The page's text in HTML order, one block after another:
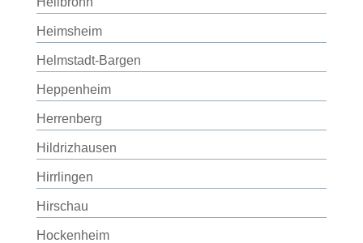
Heimsheim
Helmstadt-Bargen
Heppenheim
Herrenberg
Hildrizhausen
Hirrlingen
Hirschau
Hockenheim